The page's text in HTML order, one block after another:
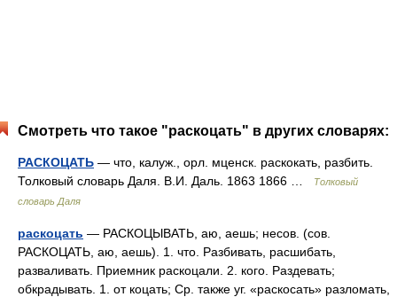
Смотреть что такое "раскоцать" в других словарях:
РАСКОЦАТЬ — что, калуж., орл. мценск. раскокать, разбить.
Толковый словарь Даля. В.И. Даль. 1863 1866 …
Толковый
словарь Даля
раскоцать — РАСКОЦЫВАТЬ, аю, аешь; несов. (сов.
РАСКОЦАТЬ, аю, аешь). 1. что. Разбивать, расшибать,
разваливать. Приемник раскоцали. 2. кого. Раздевать;
обкрадывать. 1. от коцать; Ср. также уг. «раскосать» разломать,